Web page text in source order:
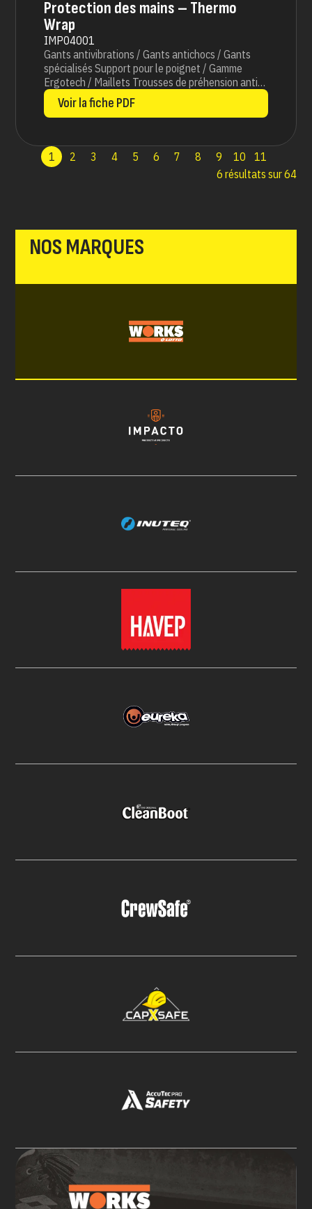
Protection des mains – Thermo
Wrap
IMP04001
Gants antivibrations / Gants antichocs / Gants
spécialisés Support pour le poignet / Gamme
Ergotech / Maillets Trousses de préhension anti
vibrations
Voir la fiche PDF
1 2 3 4 5 6 7 8 9 10
11
6 résultats sur 64
NOS MARQUES